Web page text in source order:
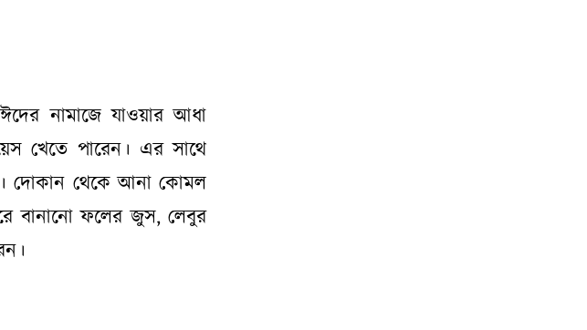
নামাজে যাওয়ার আধা
খেতে পারেন। এর সাথে
দোকান থেকে আনা কোমল
বানানো ফলের জুস, লেবুর